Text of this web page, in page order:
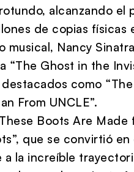
alcanzando el
de copias físicas
musical, Nancy
“The Ghost in the
como
From UNCLE”.
Boots Are Made
que se convirtió
a la increíble